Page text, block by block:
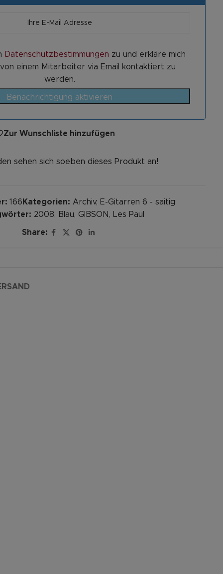
Datenschutzbestimmungen zu und erkläre mich
einem Mitarbeiter via Email kontaktiert zu
werden.
Benachrichtigung aktivieren
Zur Wunschliste hinzufügen
sehen sich soeben dieses Produkt an!
166 Kategorien: Archiv, E-Gitarren 6 - saitig
2008, Blau, GIBSON , Les Paul
Share: